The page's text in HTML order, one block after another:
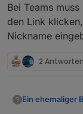
Bei Teams
den Link
Nickname
2 Antworten
?